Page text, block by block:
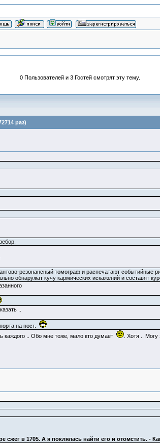
0 Пользователей и 3 Гостей смотрят эту тему.
раз)
резонансный томограф и распечатают событийные
обнаружат кучу кармических искажений и составят
..
на пост.
каждого .. Обо мне тоже, мало кто думает
. Хотя .. Могу
в 1705. А я поклялась найти его и отомстить. -